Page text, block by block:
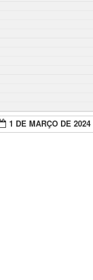
1 DE MARÇO DE 2024